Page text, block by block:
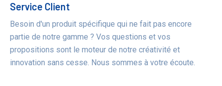
Service Client
Besoin d'un produit spécifique qui ne fait pas encore
partie de notre gamme ? Vos questions et vos
propositions sont le moteur de notre créativité et
innovation sans cesse. Nous sommes à votre écoute.